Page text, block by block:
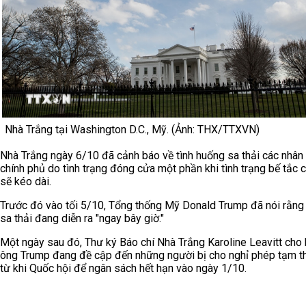
Nhà Trắng tại Washington D.C., Mỹ. (Ảnh: THX/TTXVN)
Nhà Trắng ngày 6/10 đã cảnh báo về tình huống sa thải các
chính phủ do tình trạng đóng cửa một phần khi tình trạng bế tắc
sẽ kéo dài.
Trước đó vào tối 5/10, Tổng thống Mỹ Donald Trump đã nói
sa thải đang diễn ra "ngay bây giờ."
Một ngày sau đó, Thư ký Báo chí Nhà Trắng Karoline Leavitt cho
ông Trump đang đề cập đến những người bị cho nghỉ phép tạm
từ khi Quốc hội để ngân sách hết hạn vào ngày 1/10.